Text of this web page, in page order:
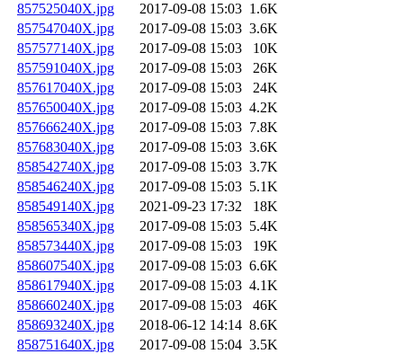
857525040X.jpg
2017-09-08 15:03 1.6K
857547040X.jpg
2017-09-08 15:03 3.6K
857577140X.jpg
2017-09-08 15:03
10K
857591040X.jpg
2017-09-08 15:03
26K
857617040X.jpg
2017-09-08 15:03
24K
857650040X.jpg
2017-09-08 15:03 4.2K
857666240X.jpg
2017-09-08 15:03 7.8K
857683040X.jpg
2017-09-08 15:03 3.6K
858542740X.jpg
2017-09-08 15:03 3.7K
858546240X.jpg
2017-09-08 15:03 5.1K
858549140X.jpg
2021-09-23 17:32
18K
858565340X.jpg
2017-09-08 15:03 5.4K
858573440X.jpg
2017-09-08 15:03
19K
858607540X.jpg
2017-09-08 15:03 6.6K
858617940X.jpg
2017-09-08 15:03 4.1K
858660240X.jpg
2017-09-08 15:03
46K
858693240X.jpg
2018-06-12 14:14 8.6K
858751640X.jpg
2017-09-08 15:04 3.5K